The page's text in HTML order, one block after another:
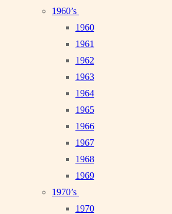
1960’s
1960
1961
1962
1963
1964
1965
1966
1967
1968
1969
1970’s
1970